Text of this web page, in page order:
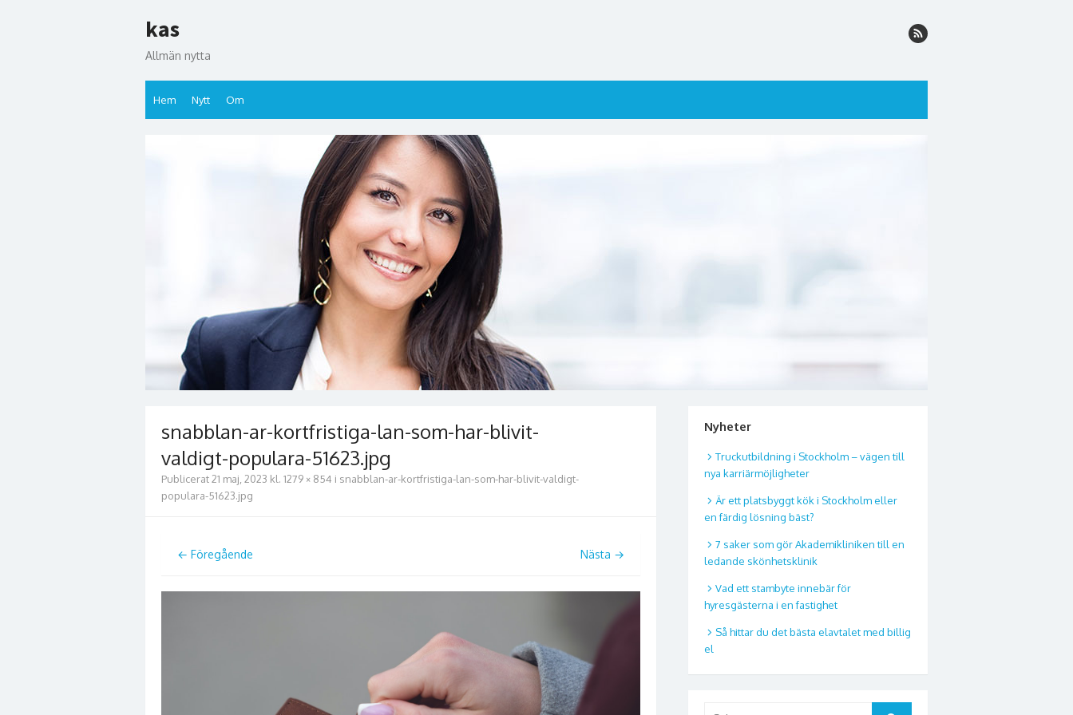
till
kas
Allmän nytta
Hem Nytt Om
snabblan-ar-kortfristiga-lan-som-har-blivit-
valdigt-populara-51623.jpg
Publicerat21 maj, 2023 kl. 1279 × 854 i snabblan-ar-kortfristiga-lan-som-har-blivit-valdigt-
populara-51623.jpg
← Föregående Nästa →
Nyheter
Truckutbildning i Stockholm – vägen till
nya karriärmöjligheter
Är ett platsbyggt kök i Stockholm eller
en färdig lösning bäst?
7 saker som gör Akademikliniken till en
ledande skönhetsklinik
Vad ett stambyte innebär för
hyresgästerna i en fastighet
Så hittar du det bästa elavtalet med billig
el